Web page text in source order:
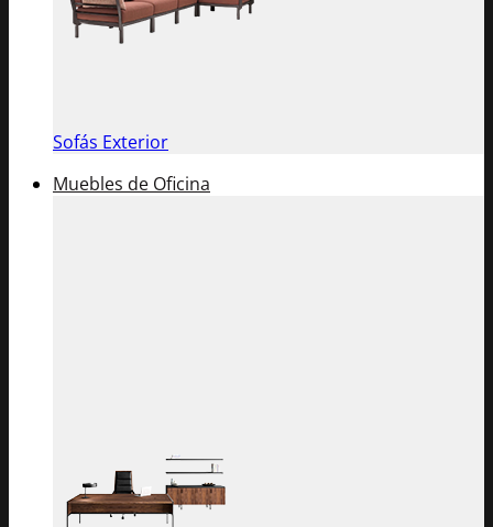
Sofás Exterior
Muebles de Oficina